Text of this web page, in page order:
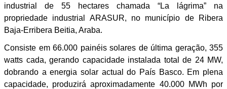
industrial de 55 hectares chamada “La lágrima” na
propriedade industrial ARASUR, no município de Ribera
Baja-Erribera Beitia, Araba.
Consiste em 66.000 painéis solares de última geração, 355
watts cada, gerando capacidade instalada total de 24 MW,
dobrando a energia solar actual do País Basco. Em plena
capacidade, produzirá aproximadamente 40.000 MWh por